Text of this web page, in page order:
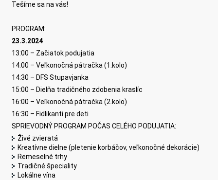
Tešíme sa na vás!
PROGRAM:
23.3.2024
13:00 – Začiatok podujatia
14:00 – Veľkonočná pátračka (1.kolo)
14:30 – DFS Stupavjanka
15:00 – Dielňa tradičného zdobenia kraslíc
16:00 – Veľkonočná pátračka (2.kolo)
16:30 – Fidlikanti pre deti
SPRIEVODNÝ PROGRAM POČAS CELÉHO PODUJATIA:
Živé zvieratá
Kreatívne dielne (pletenie korbáčov, veľkonočné dekorácie)
Remeselné trhy
Tradičné špeciality
Lokálne vína